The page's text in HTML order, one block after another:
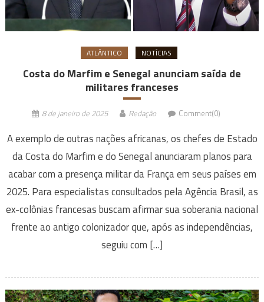
ATLÂNTICO NOTÍCIAS
Costa do Marfim e Senegal anunciam saída de
militares franceses
8 de janeiro de 2025 Redação Comment(0)
A exemplo de outras nações africanas, os chefes de Estado
da Costa do Marfim e do Senegal anunciaram planos para
acabar com a presença militar da França em seus países em
2025. Para especialistas consultados pela Agência Brasil, as
ex-colônias francesas buscam afirmar sua soberania nacional
frente ao antigo colonizador que, após as independências,
seguiu com […]